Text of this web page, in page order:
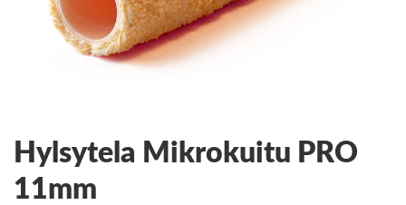
Hylsytela Mikrokuitu PRO
11mm